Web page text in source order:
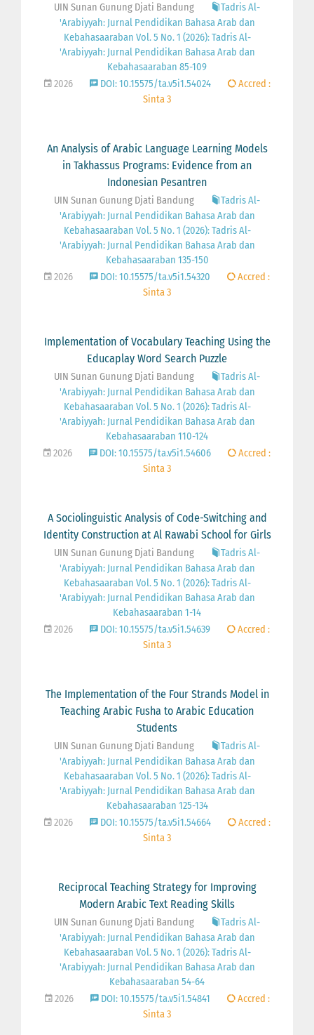
UIN Sunan Gunung Djati Bandung
Tadris Al-
'Arabiyyah: Jurnal Pendidikan Bahasa Arab dan
Kebahasaaraban Vol. 5 No. 1 (2026): Tadris Al-
'Arabiyyah: Jurnal Pendidikan Bahasa Arab dan
Kebahasaaraban 85-109
2026
DOI: 10.15575/ta.v5i1.54024
Accred :
Sinta 3
An Analysis of Arabic Language Learning Models
in Takhassus Programs: Evidence from an
Indonesian Pesantren
UIN Sunan Gunung Djati Bandung
Tadris Al-
'Arabiyyah: Jurnal Pendidikan Bahasa Arab dan
Kebahasaaraban Vol. 5 No. 1 (2026): Tadris Al-
'Arabiyyah: Jurnal Pendidikan Bahasa Arab dan
Kebahasaaraban 135-150
2026
DOI: 10.15575/ta.v5i1.54320
Accred :
Sinta 3
Implementation of Vocabulary Teaching Using the
Educaplay Word Search Puzzle
UIN Sunan Gunung Djati Bandung
Tadris Al-
'Arabiyyah: Jurnal Pendidikan Bahasa Arab dan
Kebahasaaraban Vol. 5 No. 1 (2026): Tadris Al-
'Arabiyyah: Jurnal Pendidikan Bahasa Arab dan
Kebahasaaraban 110-124
2026
DOI: 10.15575/ta.v5i1.54606
Accred :
Sinta 3
A Sociolinguistic Analysis of Code-Switching and
Identity Construction at Al Rawabi School for Girls
UIN Sunan Gunung Djati Bandung
Tadris Al-
'Arabiyyah: Jurnal Pendidikan Bahasa Arab dan
Kebahasaaraban Vol. 5 No. 1 (2026): Tadris Al-
'Arabiyyah: Jurnal Pendidikan Bahasa Arab dan
Kebahasaaraban 1-14
2026
DOI: 10.15575/ta.v5i1.54639
Accred :
Sinta 3
The Implementation of the Four Strands Model in
Teaching Arabic Fusha to Arabic Education
Students
UIN Sunan Gunung Djati Bandung
Tadris Al-
'Arabiyyah: Jurnal Pendidikan Bahasa Arab dan
Kebahasaaraban Vol. 5 No. 1 (2026): Tadris Al-
'Arabiyyah: Jurnal Pendidikan Bahasa Arab dan
Kebahasaaraban 125-134
2026
DOI: 10.15575/ta.v5i1.54664
Accred :
Sinta 3
Reciprocal Teaching Strategy for Improving
Modern Arabic Text Reading Skills
UIN Sunan Gunung Djati Bandung
Tadris Al-
'Arabiyyah: Jurnal Pendidikan Bahasa Arab dan
Kebahasaaraban Vol. 5 No. 1 (2026): Tadris Al-
'Arabiyyah: Jurnal Pendidikan Bahasa Arab dan
Kebahasaaraban 54-64
2026
DOI: 10.15575/ta.v5i1.54841
Accred :
Sinta 3